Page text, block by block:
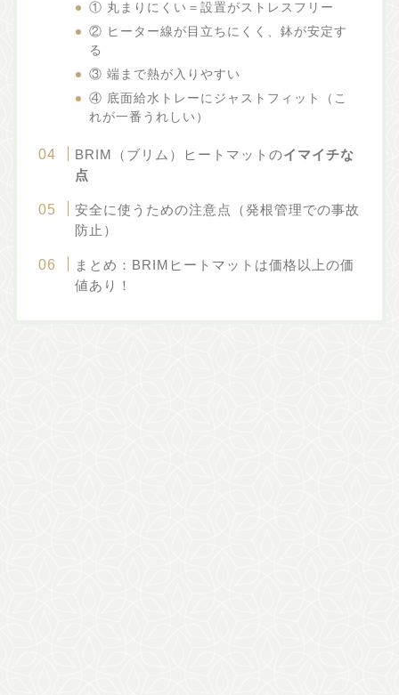
① 丸まりにくい＝設置がストレスフリー
② ヒーター線が目立ちにくく、鉢が安定す
る
③ 端まで熱が入りやすい
④ 底面給水トレーにジャストフィット（こ
れが一番うれしい）
BRIM（ブリム）ヒートマットのイマイチな
点
安全に使うための注意点（発根管理での事故
防止）
まとめ：BRIMヒートマットは価格以上の価
値あり！